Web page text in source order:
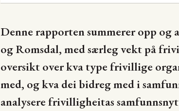
Denne rapporten summerer opp
og Romsdal, med særleg vekt på
oversikt over kva type frivillige
med, og kva dei bidreg med i
analysere frivilligheitas